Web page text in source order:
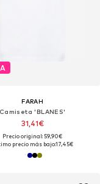
FARAH
Camiseta 'BLANES'
31,41€
Precio original: 59,90€
precio más bajo:17,45€